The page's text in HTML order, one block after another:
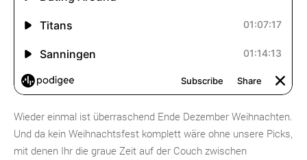
Wieder einmal ist überraschend Ende Dezember Weihnachten.
Und da kein Weihnachtsfest komplett wäre ohne unsere Picks,
mit denen Ihr die graue Zeit auf der Couch zwischen